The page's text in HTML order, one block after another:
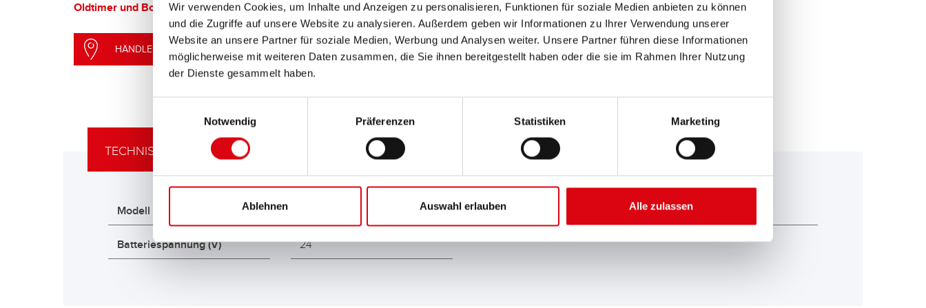
Wir verwenden Cookies, um Inhalte und Anzeigen zu personalisieren, Funktionen für soziale Medien anbieten zu können
und die Zugriffe auf unsere Website zu analysieren. Außerdem geben wir Informationen zu Ihrer Verwendung unserer
Website an unsere Partner für soziale Medien, Werbung und Analysen weiter. Unsere Partner führen diese Informationen
möglicherweise mit weiteren Daten zusammen, die Sie ihnen bereitgestellt haben oder die sie im Rahmen Ihrer Nutzung
der Dienste gesammelt haben.
Notwendig
Präferenzen Statistiken Marketing
Ablehnen Auswahl erlauben Alle zulassen
Oldtimer und Boote.
HÄNDLERSUCHE
TECHNISCHE DETAILS
Modell Battery Controller BBC 24
Batteriespannung (V) 24
Schutzklasse IP44